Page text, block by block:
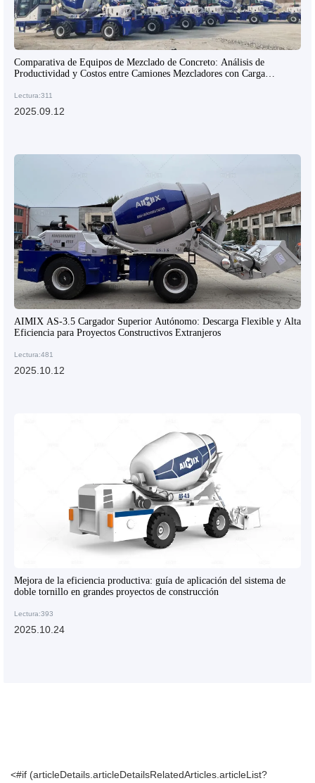
Comparativa de Equipos de Mezclado de Concreto: Análisis de
Productividad y Costos entre Camiones Mezcladores con Carga
Lectura:311
2025.09.12
AIMIX AS-3.5 Cargador Superior Autónomo: Descarga Flexible y Alta
Eficiencia para Proyectos Constructivos Extranjeros
Lectura:481
2025.10.12
Mejora de la eficiencia productiva: guía de aplicación del sistema de
doble tornillo en grandes proyectos de construcción
Lectura:393
2025.10.24
<#if (articleDetails.articleDetailsRelatedArticles.articleList?